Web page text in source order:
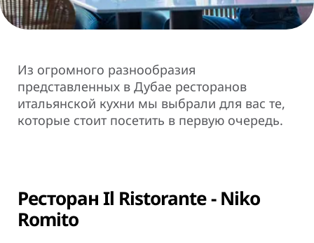
Из огромного разнообразия
представленных в Дубае ресторанов
итальянской кухни мы выбрали для вас те,
которые стоит посетить в первую очередь.
Ресторан Il Ristorante - Niko
Romito